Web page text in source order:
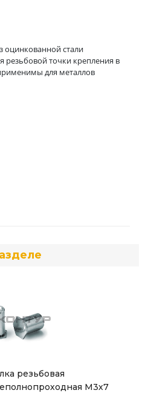
оцинкованной стали
резьбовой точки крепления в
для металлов
резьбовая
М3х7